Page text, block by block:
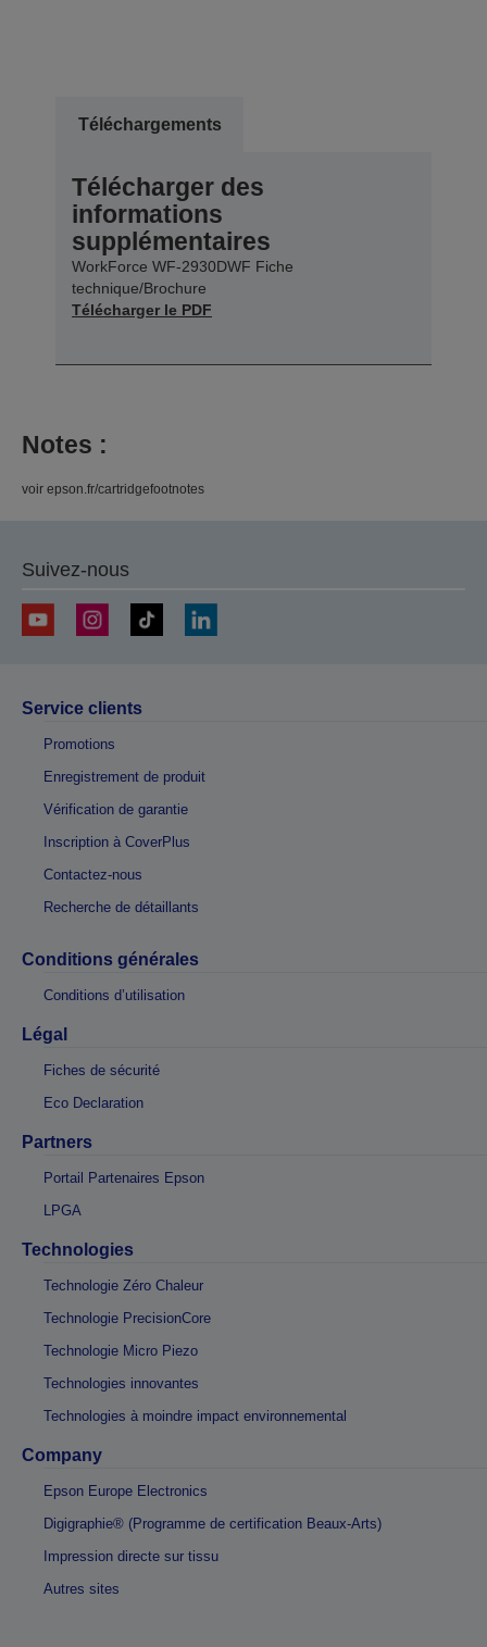
Téléchargements
Télécharger des
informations
supplémentaires
WorkForce WF-2930DWF Fiche
technique/Brochure
Télécharger le PDF
Notes :
voir epson.fr/cartridgefootnotes
Suivez-nous
Service clients
Promotions
Enregistrement de produit
Vérification de garantie
Inscription à CoverPlus
Contactez-nous
Recherche de détaillants
Conditions générales
Conditions d’utilisation
Légal
Fiches de sécurité
Eco Declaration
Partners
Portail Partenaires Epson
LPGA
Technologies
Technologie Zéro Chaleur
Technologie PrecisionCore
Technologie Micro Piezo
Technologies innovantes
Technologies à moindre impact environnemental
Company
Epson Europe Electronics
Digigraphie® (Programme de certification Beaux-Arts)
Impression directe sur tissu
Autres sites